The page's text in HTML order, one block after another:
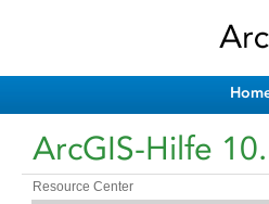
ArcGIS-Hilfe
Resource Center
Geodaten
Einführung
ArcGIS 3D Analyst
Was ist die Erweiterung